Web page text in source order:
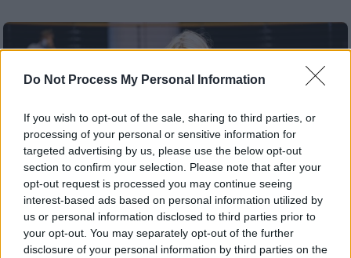
Do Not Process My Personal Information
If you wish to opt-out of the sale, sharing to third parties, or
processing of your personal or sensitive information for
targeted advertising by us, please use the below opt-out
section to confirm your selection. Please note that after your
opt-out request is processed you may continue seeing
interest-based ads based on personal information utilized by
us or personal information disclosed to third parties prior to
your opt-out. You may separately opt-out of the further
disclosure of your personal information by third parties on the